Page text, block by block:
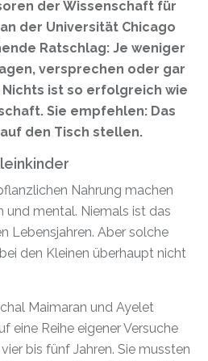
der Wissenschaft für
der Universität Chicago
Ratschlag: Je weniger
versprechen oder gar
ist so erfolgreich wie
Sie empfehlen: Das
den Tisch stellen.
Nahrung machen
und mental. Niemals ist das
Lebensjahren. Aber solche
den Kleinen überhaupt nicht
Maimaran und Ayelet
eine Reihe eigener Versuche
bis fünf Jahren. Sie mussten